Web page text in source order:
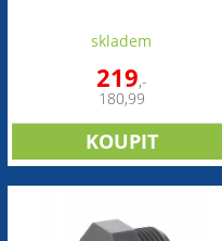
skladem
219,-
180,99